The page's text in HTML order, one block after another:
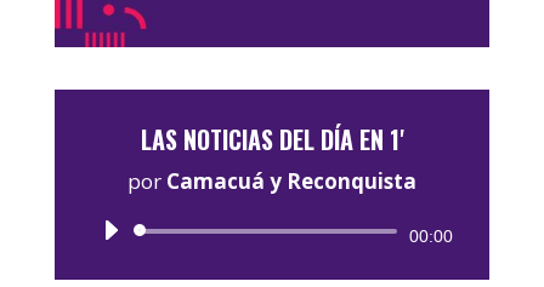
LAS NOTICIAS DEL DÍA EN 1'
por Camacuá y Reconquista
Reproductor
00:00